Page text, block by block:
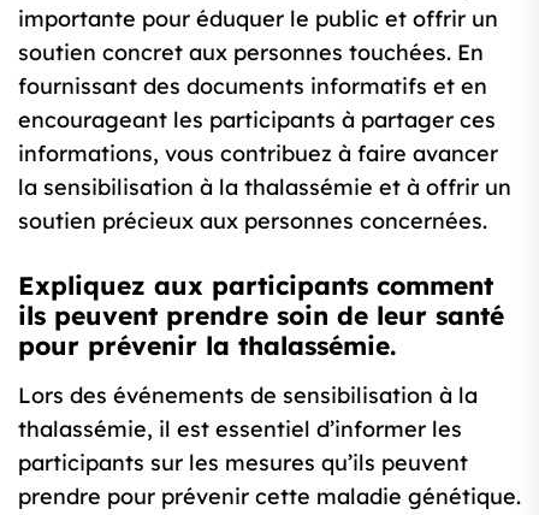
importante pour éduquer le public et offrir un
soutien concret aux personnes touchées. En
fournissant des documents informatifs et en
encourageant les participants à partager ces
informations, vous contribuez à faire avancer
la sensibilisation à la thalassémie et à offrir un
soutien précieux aux personnes concernées.
Expliquez aux participants comment
ils peuvent prendre soin de leur santé
pour prévenir la thalassémie.
Lors des événements de sensibilisation à la
thalassémie, il est essentiel d’informer les
participants sur les mesures qu’ils peuvent
prendre pour prévenir cette maladie génétique.